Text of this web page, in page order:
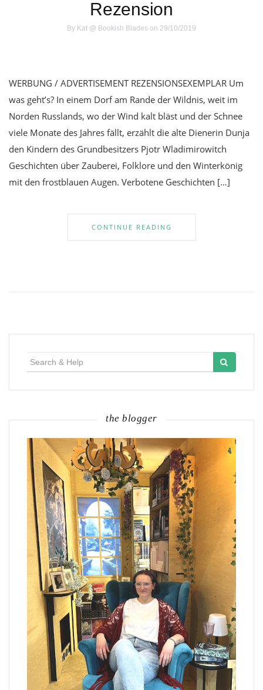
Rezension
By Kat @ Bookish Blades on 29/10/2019
WERBUNG / ADVERTISEMENT REZENSIONSEXEMPLAR Um
was geht’s? In einem Dorf am Rande der Wildnis, weit im
Norden Russlands, wo der Wind kalt bläst und der Schnee
viele Monate des Jahres fällt, erzählt die alte Dienerin Dunja
den Kindern des Grundbesitzers Pjotr Wladimirowitch
Geschichten über Zauberei, Folklore und den Winterkönig
mit den frostblauen Augen. Verbotene Geschichten […]
CONTINUE READING
the blogger